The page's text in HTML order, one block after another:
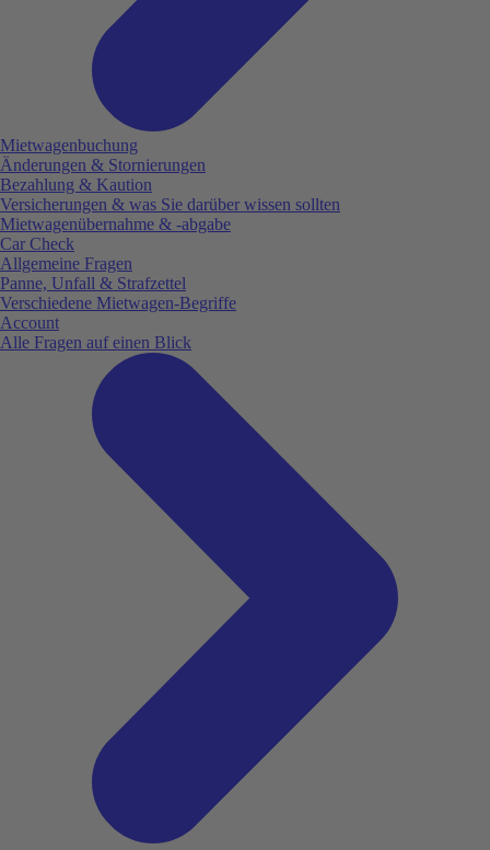
Mietwagenbuchung
Änderungen & Stornierungen
Bezahlung & Kaution
Versicherungen & was Sie darüber wissen sollten
Mietwagenübernahme & -abgabe
Car Check
Allgemeine Fragen
Panne, Unfall & Strafzettel
Verschiedene Mietwagen-Begriffe
Account
Alle Fragen auf einen Blick